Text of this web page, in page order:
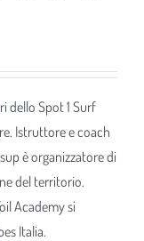
dello Spot 1 Surf
Istruttore e coach
è organizzatore di
del territorio.
Academy si
Italia.